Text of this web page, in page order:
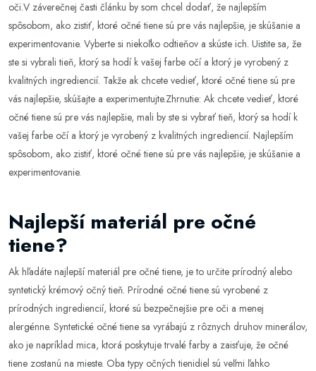
oči.V záverečnej časti článku by som chcel dodať, že najlepším
spôsobom, ako zistiť, ktoré očné tiene sú pre vás najlepšie, je skúšanie a
experimentovanie. Vyberte si niekoľko odtieňov a skúste ich. Uistite sa, že
ste si vybrali tieň, ktorý sa hodí k vašej farbe očí a ktorý je vyrobený z
kvalitných ingrediencií. Takže ak chcete vedieť, ktoré očné tiene sú pre
vás najlepšie, skúšajte a experimentujte.Zhrnutie: Ak chcete vedieť, ktoré
očné tiene sú pre vás najlepšie, mali by ste si vybrať tieň, ktorý sa hodí k
vašej farbe očí a ktorý je vyrobený z kvalitných ingrediencií. Najlepším
spôsobom, ako zistiť, ktoré očné tiene sú pre vás najlepšie, je skúšanie a
experimentovanie.
Najlepší materiál pre očné
tiene?
Ak hľadáte najlepší materiál pre očné tiene, je to určite prírodný alebo
syntetický krémový očný tieň. Prírodné očné tiene sú vyrobené z
prírodných ingrediencií, ktoré sú bezpečnejšie pre oči a menej
alergénne. Syntetické očné tiene sa vyrábajú z rôznych druhov minerálov,
ako je napríklad mica, ktorá poskytuje trvalé farby a zaisťuje, že očné
tiene zostanú na mieste. Oba typy očných tienidiel sú veľmi ľahko